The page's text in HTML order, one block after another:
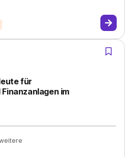
für
im